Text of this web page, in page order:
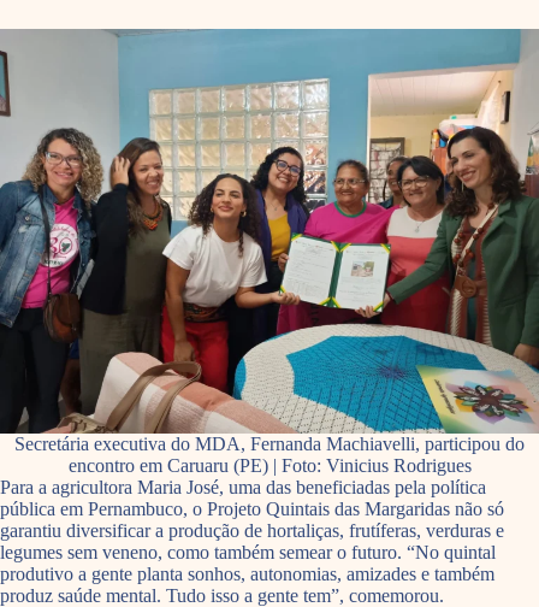
Secretária executiva do MDA, Fernanda Machiavelli, participou do
encontro em Caruaru (PE) | Foto: Vinicius Rodrigues
Para a agricultora Maria José, uma das beneficiadas pela política
pública em Pernambuco, o Projeto Quintais das Margaridas não só
garantiu diversificar a produção de hortaliças, frutíferas, verduras e
legumes sem veneno, como também semear o futuro. “No quintal
produtivo a gente planta sonhos, autonomias, amizades e também
produz saúde mental. Tudo isso a gente tem”, comemorou.